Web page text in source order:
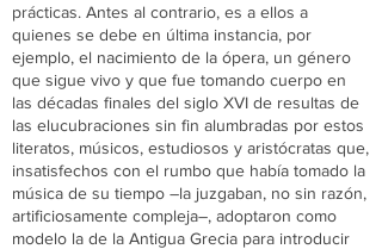
prácticas. Antes al contrario, es a ellos a
quienes se debe en última instancia, por
ejemplo, el nacimiento de la ópera, un género
que sigue vivo y que fue tomando cuerpo en
las décadas finales del siglo XVI de resultas de
las elucubraciones sin fin alumbradas por estos
literatos, músicos, estudiosos y aristócratas que,
insatisfechos con el rumbo que había tomado la
música de su tiempo –la juzgaban, no sin razón,
artificiosamente compleja–, adoptaron como
modelo la de la Antigua Grecia para introducir